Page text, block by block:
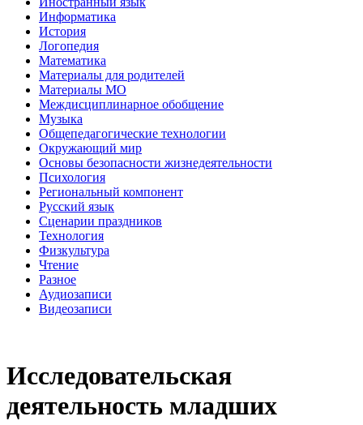
Информатика
История
Логопедия
Математика
Материалы для родителей
Материалы МО
Междисциплинарное обобщение
Музыка
Общепедагогические технологии
Окружающий мир
Основы безопасности жизнедеятельности
Психология
Региональный компонент
Русский язык
Сценарии праздников
Технология
Физкультура
Чтение
Разное
Аудиозаписи
Видеозаписи
Исследовательская
деятельность младших